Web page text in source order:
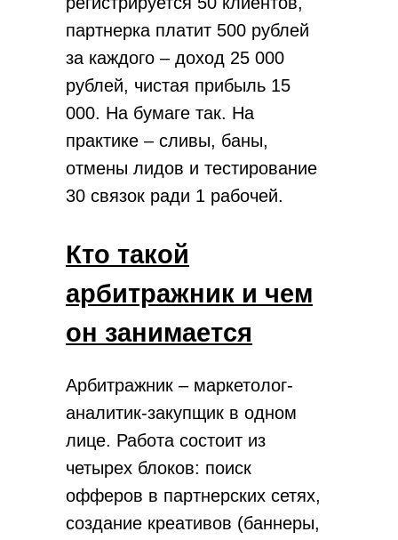
партнерка платит 500 рублей
за каждого – доход 25 000
рублей, чистая прибыль 15
000. На бумаге так. На
практике – сливы, баны,
отмены лидов и тестирование
30 связок ради 1 рабочей.
Если объяснять, что такое
словами – это посредничество
между рекламной площадкой
компанией, готовой платить за
результат (банк, страховая,
маркетплейс).
Кто такой
арбитражник и чем
он занимается
Арбитражник – маркетолог-
аналитик-закупщик в одном
лице. Работа состоит из
четырех блоков: поиск
офферов в партнерских сетях,
создание креативов (баннеры,